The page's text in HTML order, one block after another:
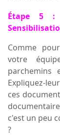
Étape 5 :
Comme
votre
parchemins
Expliquez-
ces
documentaire
c'est un peu
?